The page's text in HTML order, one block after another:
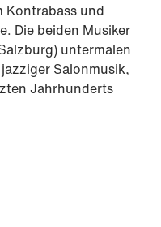
Kontrabass und
Die beiden Musiker
untermalen
Salonmusik,
Jahrhunderts